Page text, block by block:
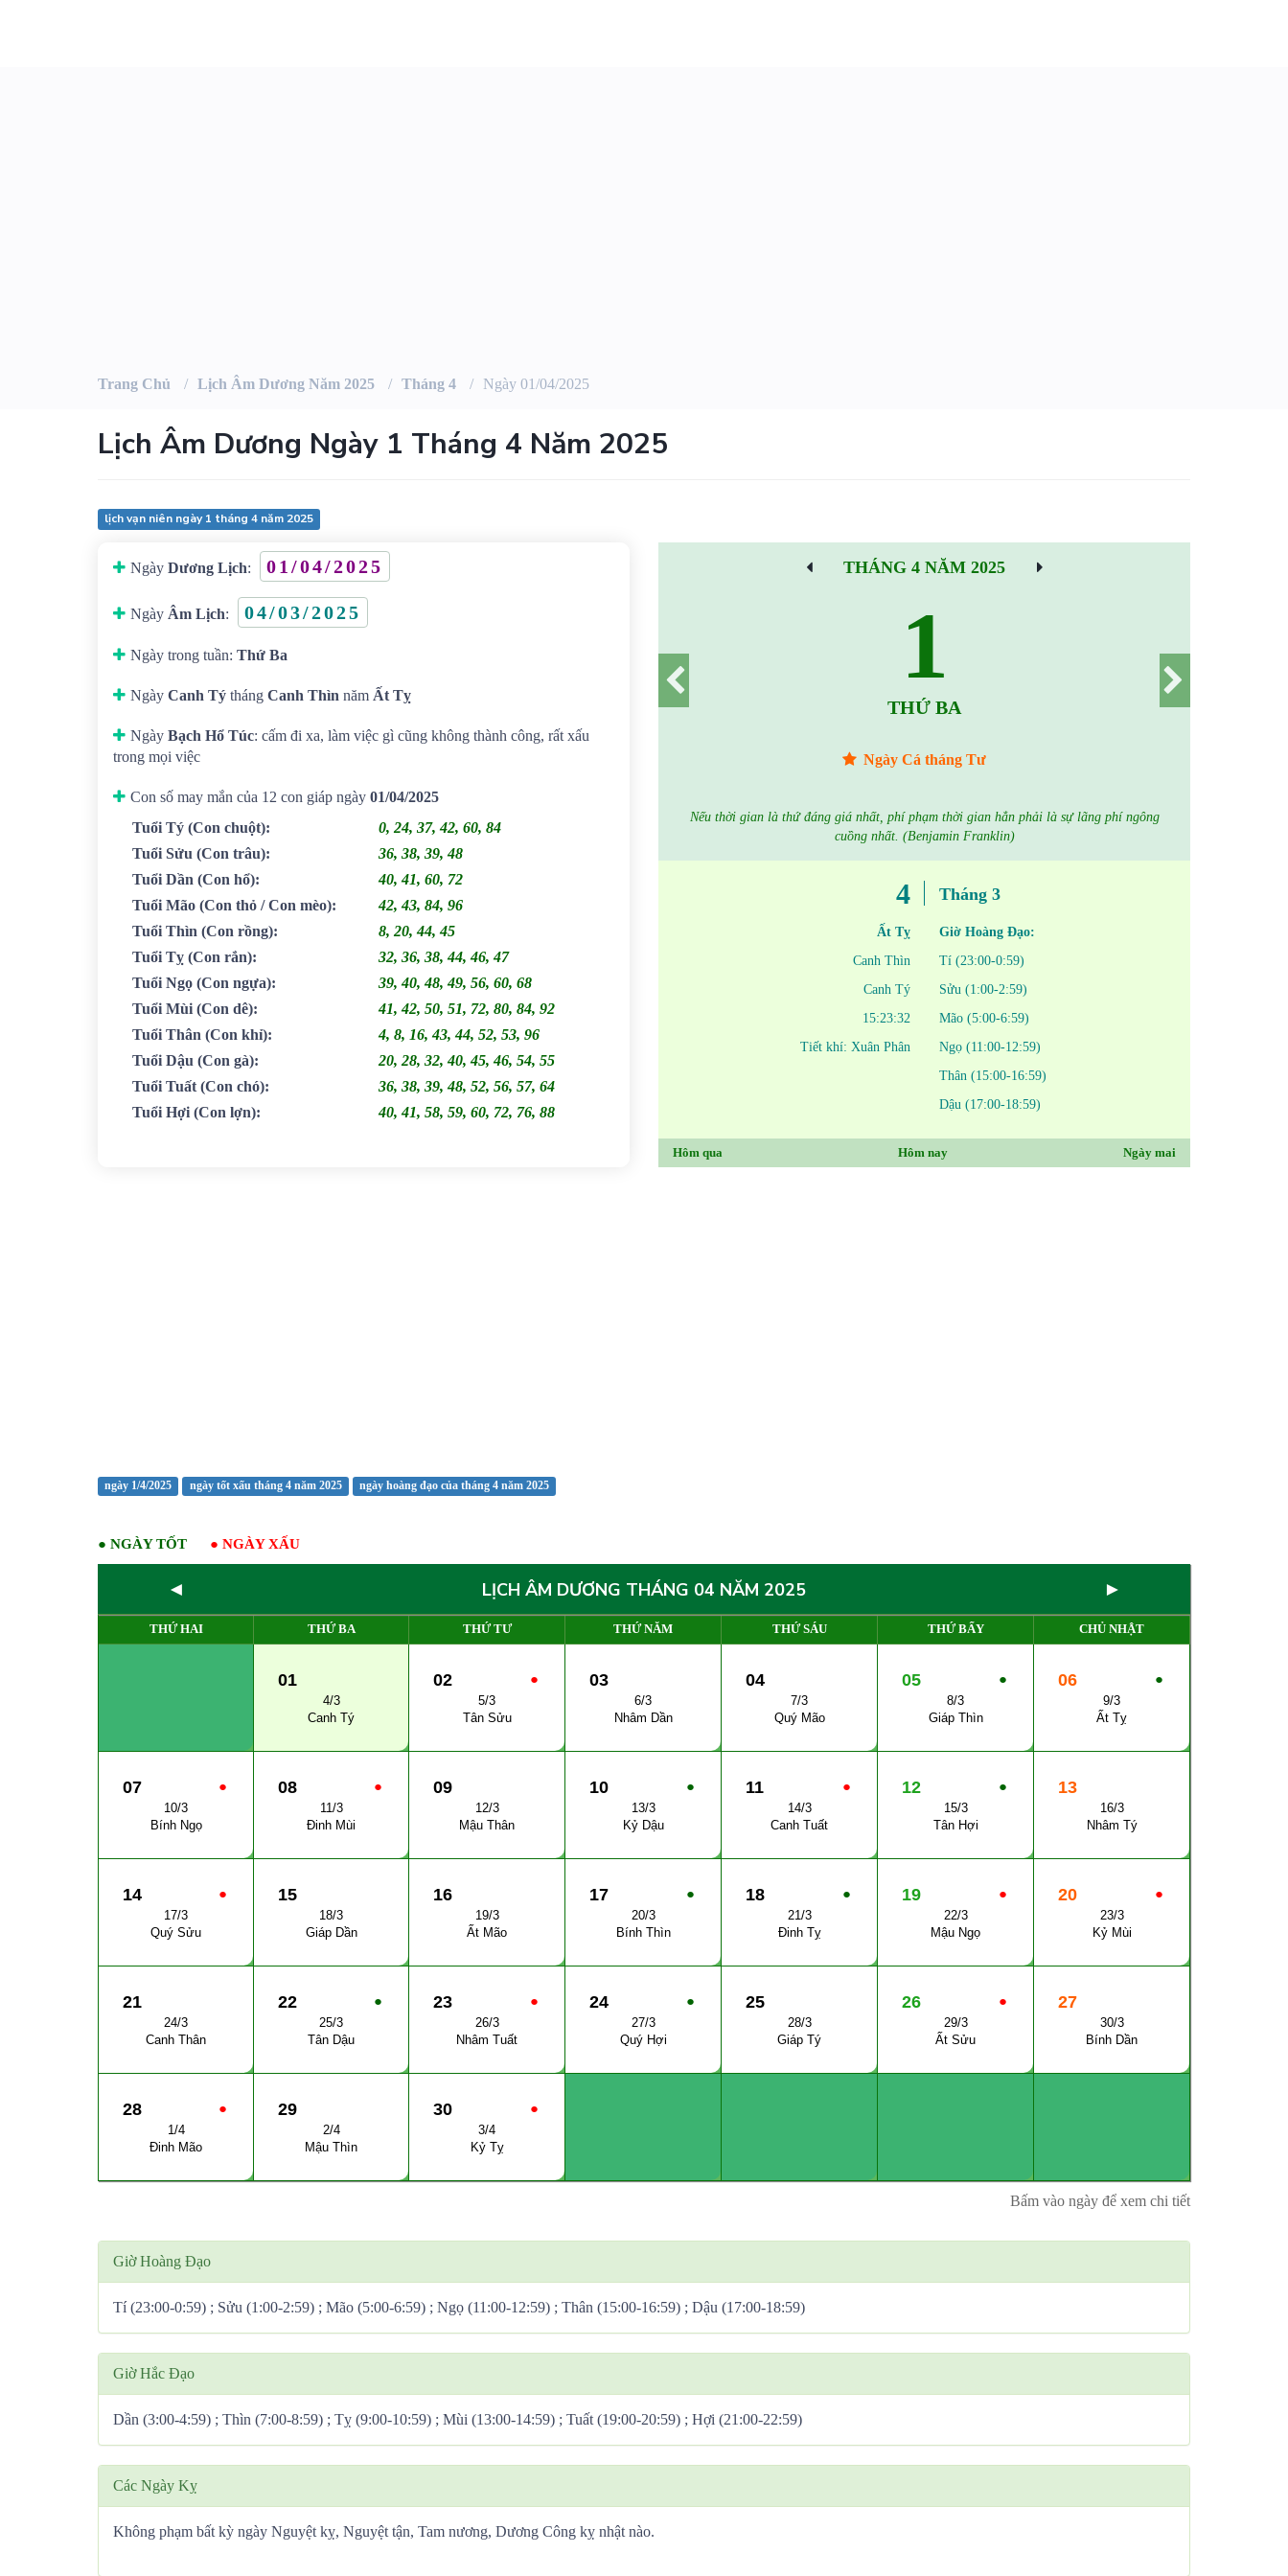
Trang Chủ Lịch Âm Dương Năm 2025 Tháng 4 Ngày 01/04/2025
Lịch Âm Dương Ngày 1 Tháng 4 Năm 2025
lịch vạn niên ngày 1 tháng 4 năm 2025
Ngày Dương Lịch: 01/04/2025
Ngày Âm Lịch: 04/03/2025
Ngày trong tuần: Thứ Ba
Ngày Canh Tý tháng Canh Thìn năm Ất Tỵ
Ngày Bạch Hổ Túc: cấm đi xa, làm việc gì cũng không thành công, rất xấu
trong mọi việc
Con số may mắn của 12 con giáp ngày 01/04/2025
Tuổi Tý (Con chuột):
0, 24, 37, 42, 60, 84
Tuổi Sửu (Con trâu):
36, 38, 39, 48
Tuổi Dần (Con hổ):
40, 41, 60, 72
Tuổi Mão (Con thỏ / Con mèo):
42, 43, 84, 96
Tuổi Thìn (Con rồng):
8, 20, 44, 45
Tuổi Tỵ (Con rắn):
32, 36, 38, 44, 46, 47
Tuổi Ngọ (Con ngựa):
39, 40, 48, 49, 56, 60, 68
Tuổi Mùi (Con dê):
41, 42, 50, 51, 72, 80, 84, 92
Tuổi Thân (Con khỉ):
4, 8, 16, 43, 44, 52, 53, 96
Tuổi Dậu (Con gà):
20, 28, 32, 40, 45, 46, 54, 55
Tuổi Tuất (Con chó):
36, 38, 39, 48, 52, 56, 57, 64
Tuổi Hợi (Con lợn): 40, 41, 58, 59, 60, 72, 76, 88
THÁNG 4 NĂM 2025
1
THỨ BA
Ngày Cá tháng Tư
Nếu thời gian là thứ đáng giá nhất, phí phạm thời gian hẳn phải là sự lãng phí ngông
cuồng nhất. (Benjamin Franklin)
4
Ất Tỵ
Canh Thìn
Canh Tý
15:23:32
Tiết khí: Xuân Phân
Tháng 3
Giờ Hoàng Đạo:
Tí (23:00-0:59)
Sửu (1:00-2:59)
Mão (5:00-6:59)
Ngọ (11:00-12:59)
Thân (15:00-16:59)
Dậu (17:00-18:59)
Hôm qua Hôm nay Ngày mai
ngày 1/4/2025 ngày tốt xấu tháng 4 năm 2025 ngày hoàng đạo của tháng 4 năm 2025
● NGÀY TỐT ● NGÀY XẤU
◄ LỊCH ÂM DƯƠNG THÁNG 04 NĂM 2025 ►
THỨ HAI THỨ BA THỨ TƯ THỨ NĂM THỨ SÁU THỨ BẨY CHỦ NHẬT
01
4/3
Canh Tý
●
02
5/3
Tân Sửu
03
6/3
Nhâm Dần
04
7/3
Quý Mão
●
05
8/3
Giáp Thìn
●
06
9/3
Ất Tỵ
●
07
10/3
Bính Ngọ
●
08
11/3
Đinh Mùi
09
12/3
Mậu Thân
●
10
13/3
Kỷ Dậu
●
11
14/3
Canh Tuất
●
12
15/3
Tân Hợi
13
16/3
Nhâm Tý
●
14
17/3
Quý Sửu
15
18/3
Giáp Dần
16
19/3
Ất Mão
●
17
20/3
Bính Thìn
●
18
21/3
Đinh Tỵ
●
19
22/3
Mậu Ngọ
●
20
23/3
Kỷ Mùi
21
24/3
Canh Thân
●
22
25/3
Tân Dậu
●
23
26/3
Nhâm Tuất
●
24
27/3
Quý Hợi
25
28/3
Giáp Tý
●
26
29/3
Ất Sửu
27
30/3
Bính Dần
●
28
1/4
Đinh Mão
29
2/4
Mậu Thìn
●
30
3/4
Kỷ Tỵ
Bấm vào ngày để xem chi tiết
Giờ Hoàng Đạo
Tí (23:00-0:59) ; Sửu (1:00-2:59) ; Mão (5:00-6:59) ; Ngọ (11:00-12:59) ; Thân (15:00-16:59) ; Dậu (17:00-18:59)
Giờ Hắc Đạo
Dần (3:00-4:59) ; Thìn (7:00-8:59) ; Tỵ (9:00-10:59) ; Mùi (13:00-14:59) ; Tuất (19:00-20:59) ; Hợi (21:00-22:59)
Các Ngày Kỵ
Không phạm bất kỳ ngày Nguyệt kỵ, Nguyệt tận, Tam nương, Dương Công kỵ nhật nào.